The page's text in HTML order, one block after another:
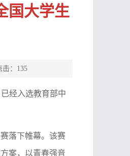
国大学生
： 135
经入选教育部中
落下帷幕。该赛
案，以青春强音